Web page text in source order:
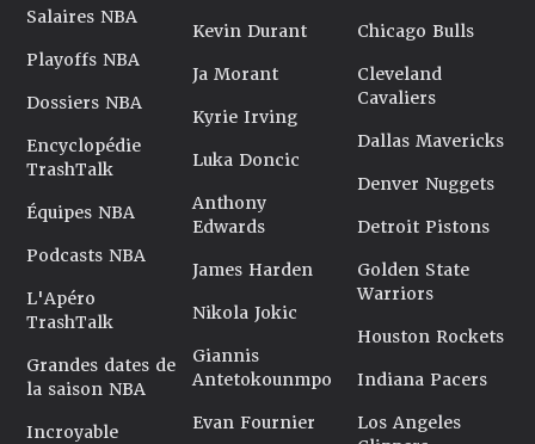
Salaires NBA
Playoffs NBA
Dossiers NBA
Encyclopédie
TrashTalk
Équipes NBA
Podcasts NBA
L'Apéro
TrashTalk
Grandes dates de
la saison NBA
Incroyable
Kevin Durant
Ja Morant
Kyrie Irving
Luka Doncic
Anthony
Edwards
James Harden
Nikola Jokic
Giannis
Antetokounmpo
Evan Fournier
Chicago Bulls
Cleveland
Cavaliers
Dallas Mavericks
Denver Nuggets
Detroit Pistons
Golden State
Warriors
Houston Rockets
Indiana Pacers
Los Angeles